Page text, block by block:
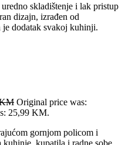
skladištenje i lak pristup
dizajn, izrađen od
dodatak svakoj kuhinji.
Original price was:
25,99 KM.
gornjom policom i
kupatila i radne sobe.